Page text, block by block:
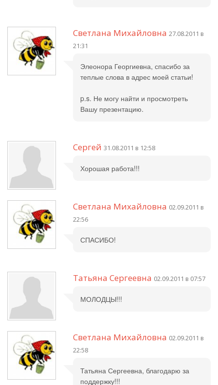
Светлана Михайловна 27.08.2011 в
21:31
Элеонора Георгиевна, спасибо за
теплые слова в адрес моей статьи!
p.s. Не могу найти и просмотреть
Вашу презентацию.
Сергей 31.08.2011 в 12:58
Хорошая работа!!!
Светлана Михайловна 02.09.2011 в
22:56
СПАСИБО!
Татьяна Сергеевна 02.09.2011 в 07:57
МОЛОДЦЫ!!!
Светлана Михайловна 02.09.2011 в
22:58
Татьяна Сергеевна, благодарю за
поддержку!!!